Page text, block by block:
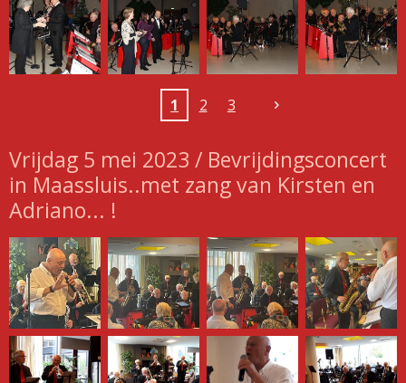
1 2 3
Vrijdag 5 mei 2023 / Bevrijdingsconcert
in Maassluis..met zang van Kirsten en
Adriano... !